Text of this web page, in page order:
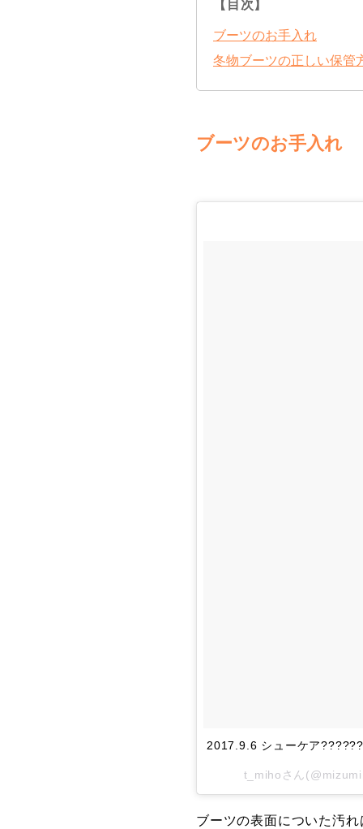
【目次】
ブーツのお手入れ
冬物ブーツの正しい保管
ブーツのお手入れ
2017.9.6 シューケア
t_miho さん
ブーツの表面についた汚